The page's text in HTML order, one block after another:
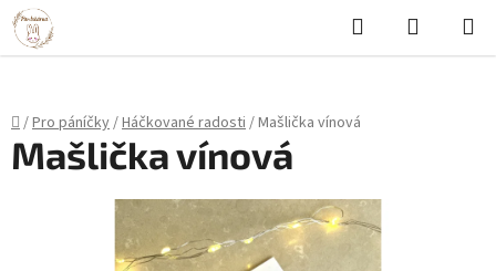
Přejít
Hledat
KOŠÍK
Domů
/Pro páníčky/Háčkované radosti/Mašlička vínová
Mašlička vínová